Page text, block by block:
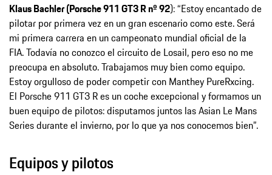
Klaus Bachler (Porsche 911 GT3 R nº 92): “Estoy encantado de
pilotar por primera vez en un gran escenario como este. Será
mi primera carrera en un campeonato mundial oficial de la
FIA. Todavía no conozco el circuito de Losail, pero eso no me
preocupa en absoluto. Trabajamos muy bien como equipo.
Estoy orgulloso de poder competir con Manthey PureRxcing.
El Porsche 911 GT3 R es un coche excepcional y formamos un
buen equipo de pilotos: disputamos juntos las Asian Le Mans
Series durante el invierno, por lo que ya nos conocemos bien”.
Equipos y pilotos